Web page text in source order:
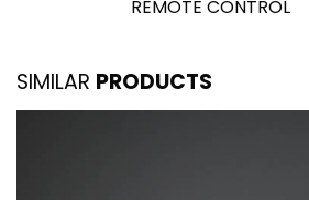
REMOTE CONTROL
SIMILAR PRODUCTS